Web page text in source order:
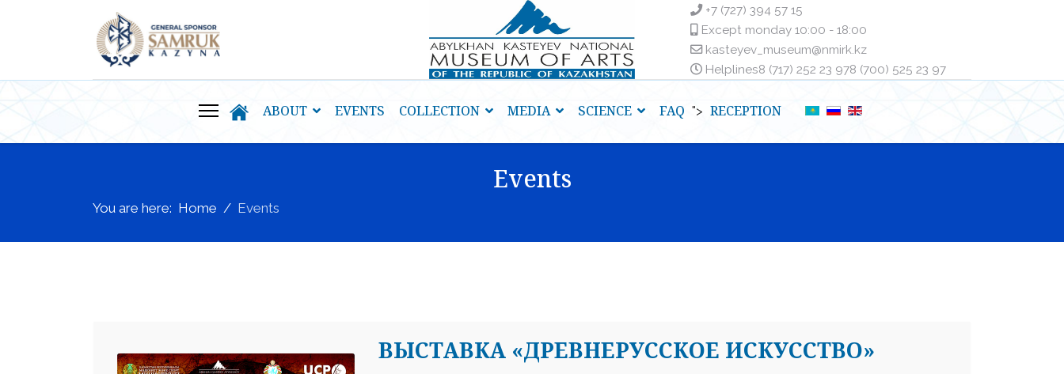
+7 (727) 394 57 15
Except monday 10:00 - 18:00
kasteyev_museum@nmirk.kz
Helplinesㅤ8 (717) 252 23 97ㅤㅤ8 (700) 525 23 97
ABOUT EVENTS COLLECTION MEDIA SCIENCE FAQ "> RECEPTION
Events
You are here: Home Events
ВЫСТАВКА «ДРЕВНЕРУССКОЕ ИСКУССТВО»